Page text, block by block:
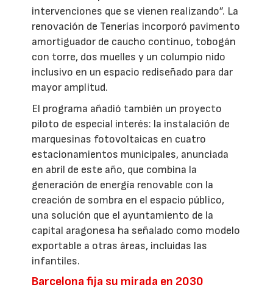
intervenciones que se vienen realizando”. La
renovación de Tenerías incorporó pavimento
amortiguador de caucho continuo, tobogán
con torre, dos muelles y un columpio nido
inclusivo en un espacio rediseñado para dar
mayor amplitud.
El programa añadió también un proyecto
piloto de especial interés: la instalación de
marquesinas fotovoltaicas en cuatro
estacionamientos municipales, anunciada
en abril de este año, que combina la
generación de energía renovable con la
creación de sombra en el espacio público,
una solución que el ayuntamiento de la
capital aragonesa ha señalado como modelo
exportable a otras áreas, incluidas las
infantiles.
Barcelona fija su mirada en 2030